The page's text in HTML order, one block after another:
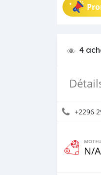
4
+2296
N/A